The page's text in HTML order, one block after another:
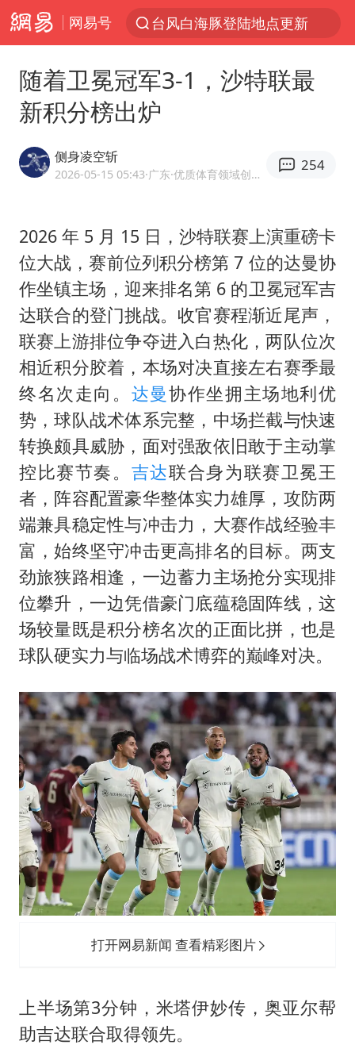
网易号
台风白海豚登陆地点更新
佛得角门将亮相智利俱乐部主场
陈熠叫医疗暂停被驳回 带伤遭逆转
多地要求领导干部带头休假
U17国足1分钟轰2球
今年已有4位周星驰电影配角去世
27岁女子成组织卖淫集团主犯被通缉
“China Cool”成海外热词
房主任回应争议
把党建设得更加坚强有力
宇树科技王兴兴身家有望超200亿元
中国养老床位“三连降”
哪吒汽车南宁工厂设备降价20%拍卖
奋进开新局 实干挑大梁
随着卫冕冠军3-1，沙特联最
新积分榜出炉
侧身凌空斩
2026-05-15 05:43·广东 ·优质体育领域创作者
254
2026 年 5 月 15 日，沙特联赛上演重磅卡
位大战，赛前位列积分榜第 7 位的达曼协
作坐镇主场，迎来排名第 6 的卫冕冠军吉
达联合的登门挑战。收官赛程渐近尾声，
联赛上游排位争夺进入白热化，两队位次
相近积分胶着，本场对决直接左右赛季最
终名次走向。 达曼协作坐拥主场地利优
势，球队战术体系完整，中场拦截与快速
转换颇具威胁，面对强敌依旧敢于主动掌
控比赛节奏。 吉达联合身为联赛卫冕王
者，阵容配置豪华整体实力雄厚，攻防两
端兼具稳定性与冲击力，大赛作战经验丰
富，始终坚守冲击更高排名的目标。两支
劲旅狭路相逢，一边蓄力主场抢分实现排
位攀升，一边凭借豪门底蕴稳固阵线，这
场较量既是积分榜名次的正面比拼，也是
球队硬实力与临场战术博弈的巅峰对决。
打开网易新闻 查看精彩图片
上半场第3分钟，米塔伊妙传，奥亚尔帮
助吉达联合取得领先。